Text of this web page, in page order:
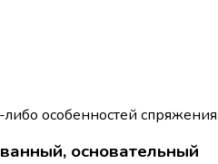
особенностей
основательный